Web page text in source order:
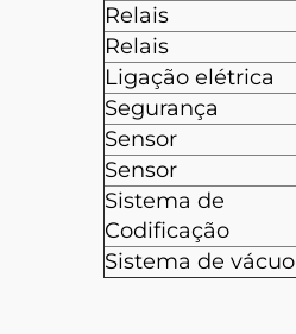
Relais
Relais
Ligação elétrica
Segurança
Sensor
Sensor
Sistema de
Codificação
Sistema de vácuo